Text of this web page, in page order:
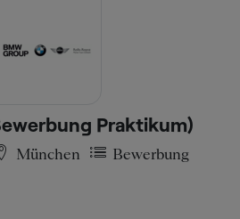
Praktikum)
München Bewerbung